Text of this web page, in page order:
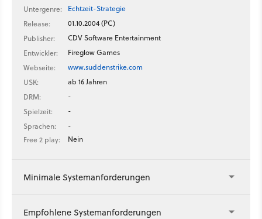
Untergenre:
Echtzeit-Strategie
Release:
01.10.2004 (PC)
Publisher:
CDV Software Entertainment
Entwickler:
Fireglow Games
Webseite:
www.suddenstrike.com
USK:
ab 16 Jahren
DRM:
-
Spielzeit:
-
Sprachen:
-
Free 2 play:
Nein
Minimale Systemanforderungen
Empfohlene Systemanforderungen